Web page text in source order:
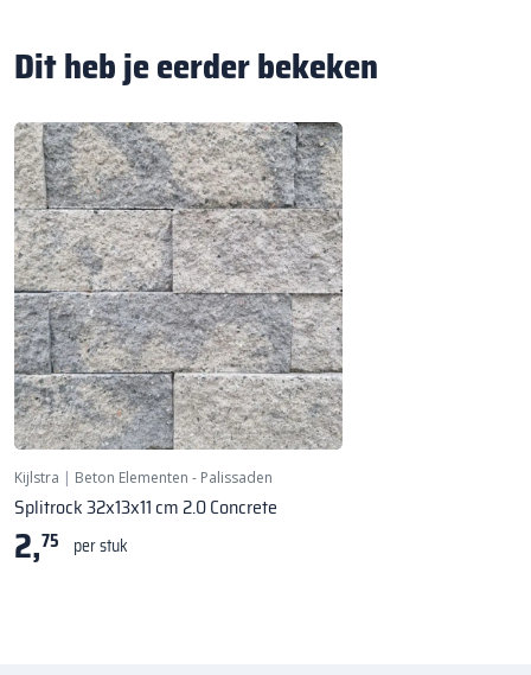
Dit heb je eerder bekeken
Kijlstra | Beton Elementen - Palissaden
Splitrock 32x13x11 cm 2.0 Concrete
2,75 per stuk